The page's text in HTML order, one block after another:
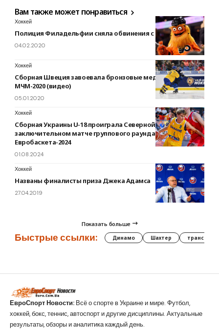
Вам также может понравиться
Хоккей
Полиция Филадельфии сняла обвинения с Гритти
04.02.2020
Хоккей
Сборная Швеция завоевала бронзовые медали на
МЧМ-2020 (видео)
05.01.2020
Хоккей
Сборная Украины U-18 проиграла Северной Македонии в
заключительном матче группового раунда юношеского
Евробаскета-2024
01.08.2024
Хоккей
Названы финалисты приза Джека Адамса
27.04.2019
Показать больше
Быстрые ссылки: Динамо Шахтер трансферы
ЕвроСпорт Новости: Всё о спорте в Украине и мире. Футбол,
хоккей, бокс, теннис, автоспорт и другие дисциплины. Актуальные
результаты, обзоры и аналитика каждый день.